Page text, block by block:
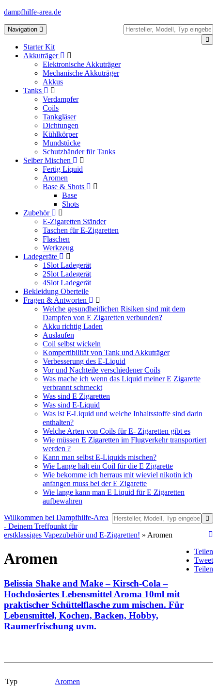
dampfhilfe-area.de
Toggle
navigation
Navigation
Starter Kit
Akkuträger
Elektronische Akkuträger
Mechanische Akkuträger
Akkus
Tanks
Verdampfer
Coils
Tankgläser
Dichtungen
Kühlkörper
Mundstücke
Schutzbänder für Tanks
Selber Mischen
Fertig Liquid
Aromen
Base & Shots
Base
Shots
Zubehör
E-Zigaretten Ständer
Taschen für E-Zigaretten
Flaschen
Werkzeug
Ladegeräte
1Slot Ladegerät
2Slot Ladegerät
4Slot Ladegerät
Bekleidung Oberteile
Fragen & Antworten
Welche gesundheitlichen Risiken sind mit dem
Dampfen von E Zigaretten verbunden?
Akku richtig Laden
Auslaufen
Coil selbst wickeln
Kompertibilität von Tank und Akkuträger
Verbesserung des E-Liquid
Vor und Nachteile verschiedener Coils
Was mache ich wenn das Liquid meiner E Zigarette
verbrannt schmeckt
Was sind E Zigaretten
Was sind E-Liquid
Was ist E-Liquid und welche Inhaltsstoffe sind darin
enthalten?
Welche Arten von Coils für E- Zigaretten gibt es
Wie müssen E Zigaretten im Flugverkehr transportiert
werden ?
Kann man selbst E-Liquids mischen?
Wie Lange hält ein Coil für die E Zigarette
Wie bekomme ich herraus mit wieviel nikotin ich
anfangen muss bei der E Zigarette
Wie lange kann man E Liquid für E Zigaretten
aufbewahren
Willkommen bei Dampfhilfe-Area
- Deinem Treffpunkt für
erstklassiges Vapezubehör und E-Zigaretten! » Aromen
Teilen
Tweet
Teilen
Aromen
Belissia Shake and Make – Kirsch-Cola –
Hochdosiertes Lebensmittel Aroma 10ml mit
praktischer Schüttelflasche zum mischen. Für
Lebensmittel, Kochen, Backen, Hobby,
Raumerfrischung uvm.
Typ
Aromen